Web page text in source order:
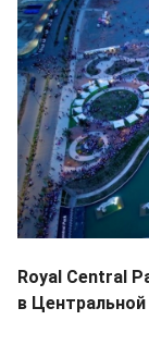
Royal Central
в